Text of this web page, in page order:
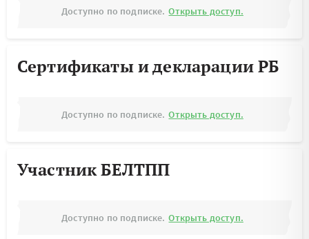
Доступно по подписке. Открыть доступ.
Сертификаты и декларации РБ
Доступно по подписке. Открыть доступ.
Участник БЕЛТПП
Доступно по подписке. Открыть доступ.